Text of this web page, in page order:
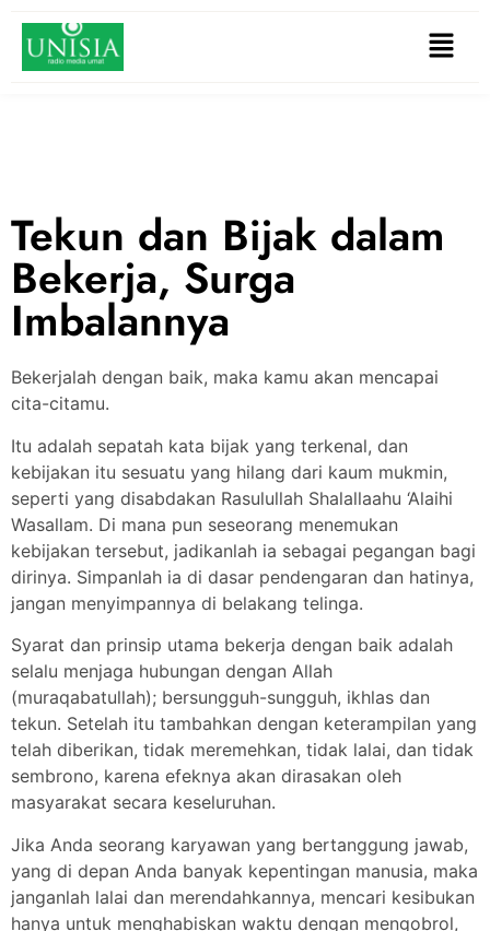
Tekun dan Bijak dalam
Bekerja, Surga
Imbalannya
Bekerjalah dengan baik, maka kamu akan mencapai
cita-citamu.
Itu adalah sepatah kata bijak yang terkenal, dan
kebijakan itu sesuatu yang hilang dari kaum mukmin,
seperti yang disabdakan Rasulullah Shalallaahu ‘Alaihi
Wasallam. Di mana pun seseorang menemukan
kebijakan tersebut, jadikanlah ia sebagai pegangan bagi
dirinya. Simpanlah ia di dasar pendengaran dan hatinya,
jangan menyimpannya di belakang telinga.
Syarat dan prinsip utama bekerja dengan baik adalah
selalu menjaga hubungan dengan Allah
(muraqabatullah); bersungguh-sungguh, ikhlas dan
tekun. Setelah itu tambahkan dengan keterampilan yang
telah diberikan, tidak meremehkan, tidak lalai, dan tidak
sembrono, karena efeknya akan dirasakan oleh
masyarakat secara keseluruhan.
Jika Anda seorang karyawan yang bertanggung jawab,
yang di depan Anda banyak kepentingan manusia, maka
janganlah lalai dan merendahkannya, mencari kesibukan
hanya untuk menghabiskan waktu dengan mengobrol,